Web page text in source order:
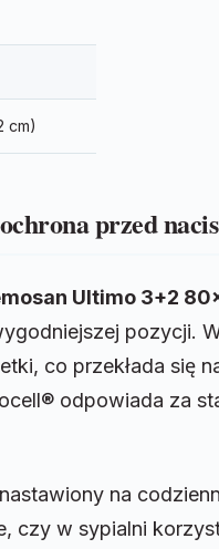
cm)
przed
Ultimo 3+2
pozycji.
co przekłada się
odpowiada za
na
czy w sypialni